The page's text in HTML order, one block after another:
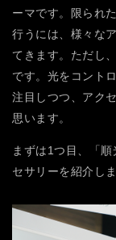
ーマです。限られ
行うには、様々な
てきます。ただし
です。光をコント
注目しつつ、アク
思います。
まずは1つ目、「
セサリーを紹介し